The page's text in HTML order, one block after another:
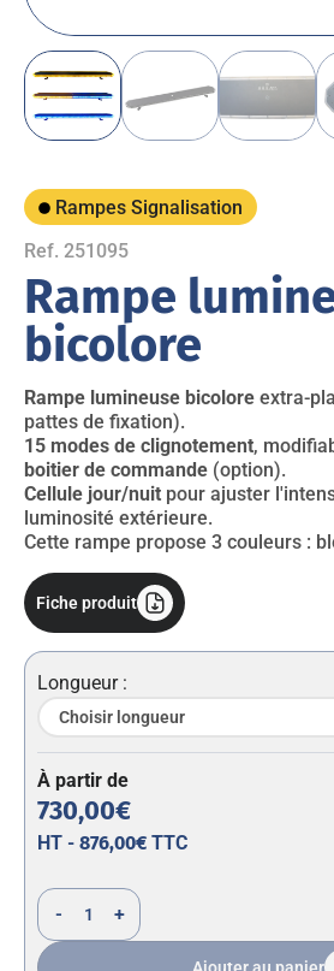
Rampes Signalisation
Ref. 251095
Rampe
bicolore
Rampe lumineuse bicolore extra-
pattes de fixation).
15 modes de clignotement,
boitier de commande (option).
Cellule jour/nuit pour ajuster
luminosité extérieure.
Cette rampe propose 3 couleurs :
Fiche produit
Longueur :
À partir de
730,00€
HT - 876,00€ TTC
- +
Ajouter au panier